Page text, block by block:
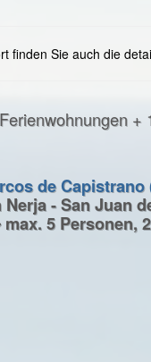
finden Sie auch die
+
de Capistrano
Nerja - San Juan
5 Personen,